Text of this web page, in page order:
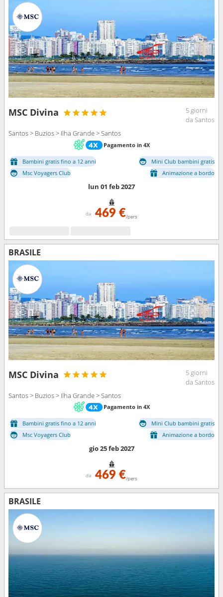
MSC Divina
5 giorni
da Santos
Santos > Buzios > Ilha Grande > Santos
Pagamento in 4X
Bambini gratis fino a 12 anni
Mini Club bambini gratis
Msc Voyagers Club
Animazione a bordo
lun 01 feb 2027
da 469 €/pers
BRASILE
MSC Divina
5 giorni
da Santos
Santos > Buzios > Ilha Grande > Santos
Pagamento in 4X
Bambini gratis fino a 12 anni
Mini Club bambini gratis
Msc Voyagers Club
Animazione a bordo
gio 25 feb 2027
da 469 €/pers
BRASILE